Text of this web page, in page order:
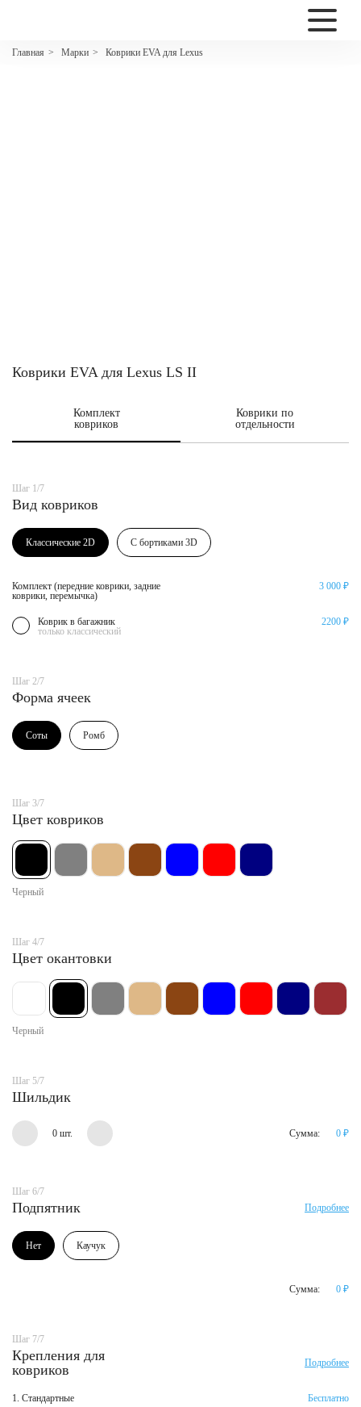
Главная > Марки > Коврики EVA для Lexus
2200
Коврики EVA для Lexus LS II
Комплект
ковриков
Коврики по
отдельности
Шаг 1/7
Вид ковриков
Классические 2D С бортиками 3D
Комплект (передние коврики, задние
коврики, перемычка)
3 000 ₽
Коврик в багажник
только классический
2200 ₽
Шаг 2/7
Форма ячеек
Соты Ромб
Шаг 3/7
Цвет ковриков
Черный
Шаг 4/7
Цвет окантовки
Черный
Шаг 5/7
Шильдик
0 шт. Сумма: 0 ₽
Шаг 6/7
Подпятник Подробнее
Нет Каучук
Сумма: 0 ₽
Шаг 7/7
Крепления для
ковриков
Подробнее
1. Стандартные Бесплатно